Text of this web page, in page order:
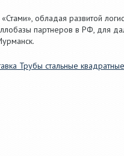
обладая развитой
партнеров в РФ, для
Трубы стальные